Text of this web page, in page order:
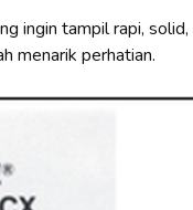
ingin tampil rapi, solid,
menarik perhatian.